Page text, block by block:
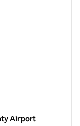
Airport